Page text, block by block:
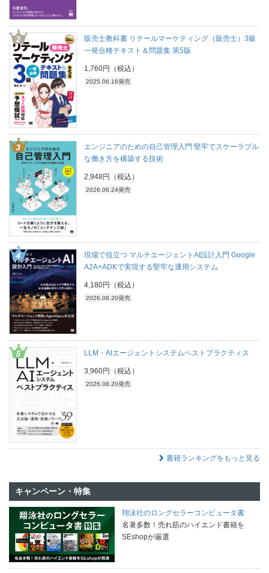
販売士教科書 リテールマーケティング（販売士）3級
一発合格テキスト＆問題集 第5版
1,760円（税込）
2025.06.16発売
エンジニアのための自己管理入門 堅牢でスケーラブル
な働き方を構築する技術
2,948円（税込）
2026.06.24発売
現場で役立つ マルチエージェントAI設計入門 Google
A2A×ADKで実現する堅牢な運用システム
4,180円（税込）
2026.08.20発売
LLM・AIエージェントシステムベストプラクティス
3,960円（税込）
2026.08.20発売
書籍ランキングをもっと見る
キャンペーン・特集
翔泳社のロングセラーコンピュータ書
名著多数！売れ筋のハイエンド書籍を
SEshopが厳選